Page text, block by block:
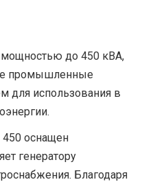
мощностью до 450 кВА,
промышленные
для использования в
450 оснащен
генератору
Благодаря